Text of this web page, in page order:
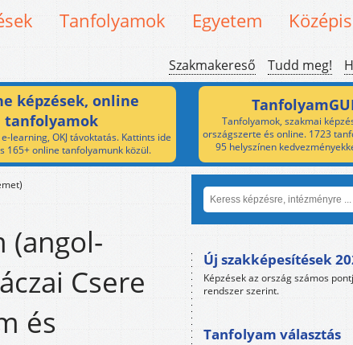
Tanfolyamok Egyetem
Szakmakereső Tudd meg!
képzések, online
tanfolyamok
learning, OKJ távoktatás. Kattints ide
165+ online tanfolyamunk közül.
Tanfolyamok, szakmai
országszerte és online. 1723
95 helyszínen
(angol-
Csere
és
Új szakképesítések
Képzések az ország számos
rendszer szerint.
Tanfolyam választás